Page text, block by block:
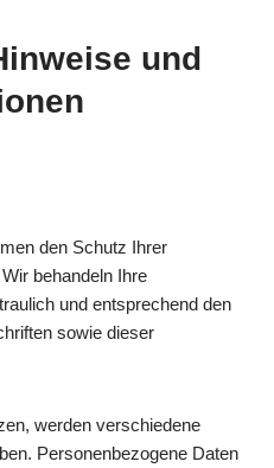
und
den Schutz Ihrer
behandeln Ihre
und entsprechend den
sowie dieser
werden verschiedene
Personenbezogene Daten